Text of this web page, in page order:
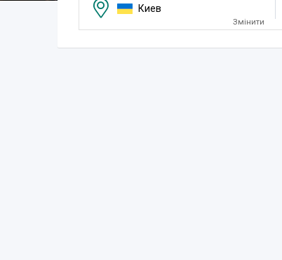
Киев
Змінити